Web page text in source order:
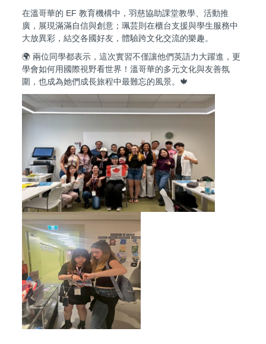
在溫哥華的 EF 教育機構中，羽慈協助課堂教學、活動推
廣，展現滿滿自信與創意；珮芸則在櫃台支援與學生服務中
大放異彩，結交各國好友，體驗跨文化交流的樂趣。
🌍 兩位同學都表示，這次實習不僅讓他們英語力大躍進，更
學會如何用國際視野看世界！溫哥華的多元文化與友善氛
圍，也成為她們成長旅程中最難忘的風景。🍁